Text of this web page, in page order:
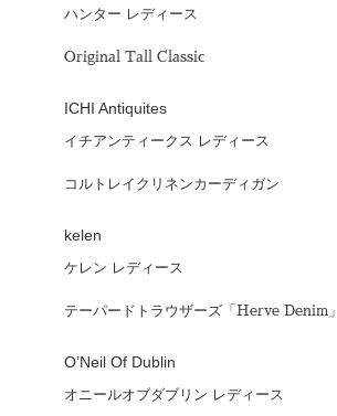
ハンター レディース
Original Tall Classic
ICHI Antiquites
イチアンティークス レディース
コルトレイクリネンカーディガン
kelen
ケレン レディース
テーパードトラウザーズ「Herve Denim」
O’Neil Of Dublin
オニールオブダブリン レディース